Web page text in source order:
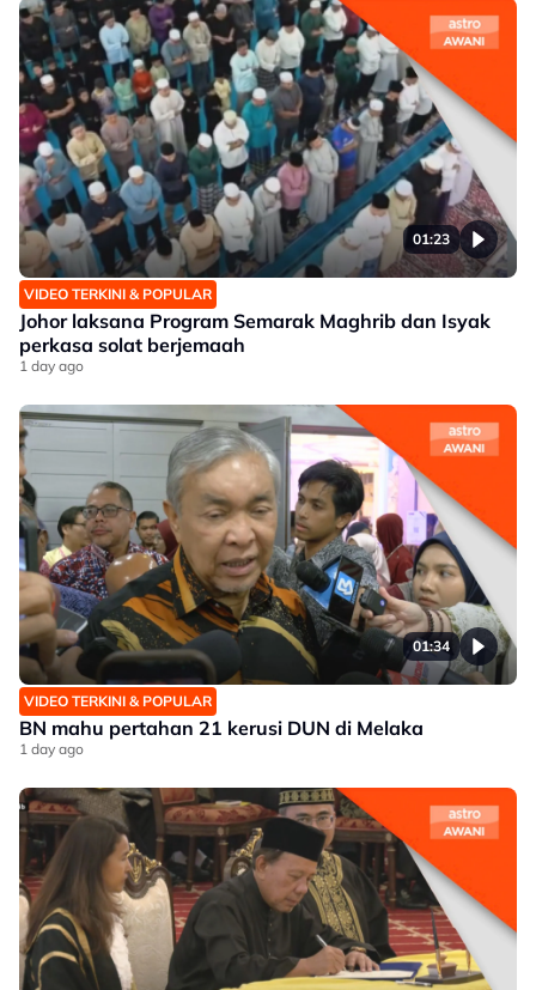
01:23
VIDEO TERKINI & POPULAR
Johor laksana Program Semarak Maghrib dan Isyak
perkasa solat berjemaah
1 day ago
01:34
VIDEO TERKINI & POPULAR
BN mahu pertahan 21 kerusi DUN di Melaka
1 day ago